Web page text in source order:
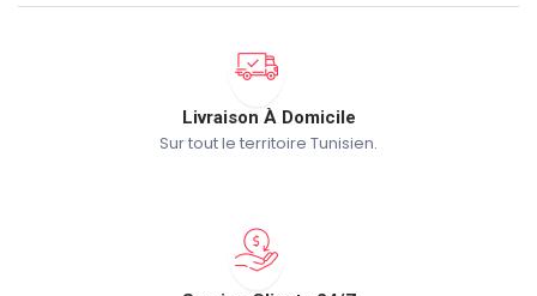
Livraison À Domicile
Sur tout le territoire Tunisien.